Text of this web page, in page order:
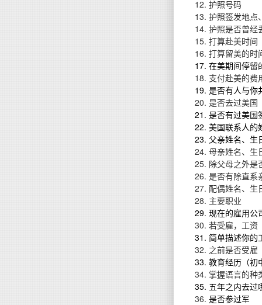
护照号码
护照签发地点
护照是否曾经
打算赴美时间
打算留美的时
在美期间停留
支付赴美的费
是否有人与你
是否去过美国
是否有过美国
美国联系人的
父亲姓名、生
母亲姓名、生
除父母之外是
是否有除直系
配偶姓名、生
主要职业
现在的雇用公
若受雇，工资
简单描述你的
之前是否受雇
教育经历（初
掌握语言的种
五年之内去过
是否参过军